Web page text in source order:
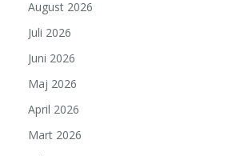
August 2026
Juli 2026
Juni 2026
Maj 2026
April 2026
Mart 2026